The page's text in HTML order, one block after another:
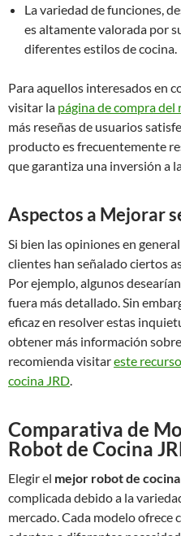
La variedad de funciones,
es altamente valorada por
diferentes estilos de cocina.
Para aquellos interesados en
visitar la página de compra del
más reseñas de usuarios
producto es frecuentemente
que garantiza una inversión a
Aspectos a Mejorar
Si bien las opiniones en
clientes han señalado ciertos
Por ejemplo, algunos
fuera más detallado. Sin
eficaz en resolver estas
obtener más información
recomienda visitareste
cocina JRD.
Comparativa de
Robot de Cocina
Elegir el mejor robot de cocina
complicada debido a la
mercado. Cada modelo ofrece